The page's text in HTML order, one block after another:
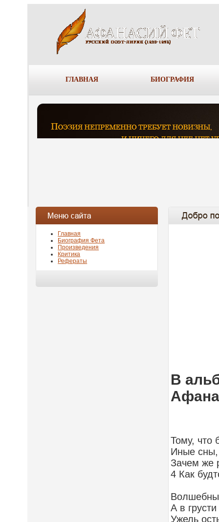
ГЛАВНАЯ БИОГРАФИЯ
Главная
Биография Фета
Произведения
Критика
Рефераты
В
Тому, что
Иные
Зачем же
4 Как
А в
Ужель